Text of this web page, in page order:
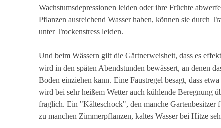
Wachstumsdepressionen leiden oder ihre Früchte
Pflanzen ausreichend Wasser haben, können sie durch
unter Trockenstress leiden.
Und beim Wässern gilt die Gärtnerweisheit, dass es
wird in den späten Abendstunden bewässert, an denen
Boden einziehen kann. Eine Faustregel besagt, dass
wird bei sehr heißem Wetter auch kühlende Beregnung
fraglich. Ein "Kälteschock", den manche Gartenbesitzer
zu manchen Zimmerpflanzen, kaltes Wasser bei Hitze